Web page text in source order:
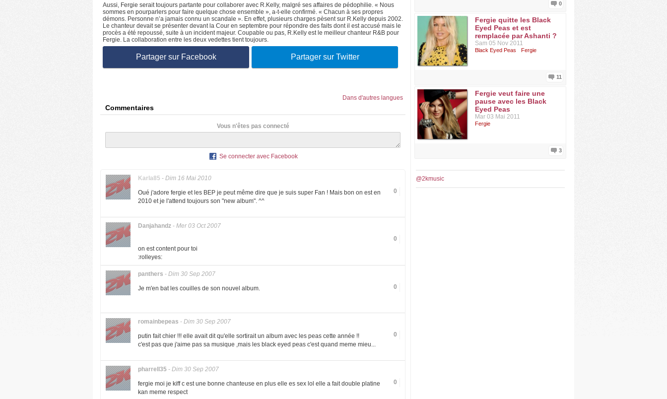
Aussi, Fergie serait toujours partante pour collaborer avec R.Kelly, malgré ses affaires de pédophilie. « Nous
sommes en pourparlers pour faire quelque chose ensemble », a-t-elle confirmé. « Chacun à ses propres
démons. Personne n’a jamais connu un scandale ». En effet, plusieurs charges pèsent sur R.Kelly depuis 2002.
Le chanteur devait se présenter devant la Cour en septembre pour répondre des faits dont il est accusé mais le
procès a été repoussé, suite à un incident majeur. Coupable ou pas, R.Kelly est le meilleur chanteur R&B pour
Fergie. La collaboration entre les deux vedettes tient toujours.
Partager sur Facebook Partager sur Twitter
Dans d'autres langues
Commentaires
Vous n'êtes pas connecté
Se connecter avec Facebook
Karla85 - Dim 16 Mai 2010
0
Oué j'adore fergie et les BEP je peut même dire que je suis super Fan ! Mais bon on est en
2010 et je l'attend toujours son "new album". ^^
Danjahandz - Mer 03 Oct 2007
0
on est content pour toi
:rolleyes:
panthers - Dim 30 Sep 2007
0
Je m'en bat les couilles de son nouvel album.
romainbepeas - Dim 30 Sep 2007
0
putin fait chier !!! elle avait dit qu'elle sortirait un album avec les peas cette année !!
c'est pas que j'aime pas sa musique ,mais les black eyed peas c'est quand meme mieu...
pharrell35 - Dim 30 Sep 2007
0
fergie moi je kiff c est une bonne chanteuse en plus elle es sex lol elle a fait double platine
kan meme respect
0
Fergie quitte les Black
Eyed Peas et est
remplacée par Ashanti ?
Sam 05 Nov 2011
Black Eyed Peas Fergie
11
Fergie veut faire une
pause avec les Black
Eyed Peas
Mar 03 Mai 2011
Fergie
3
@2kmusic